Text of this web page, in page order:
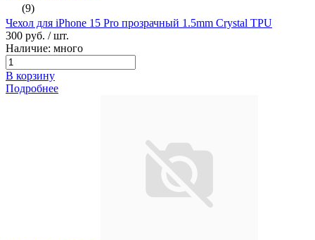
(9)
Чехол для iPhone 15 Pro прозрачный 1.5mm Crystal TPU
300 руб. / шт.
Наличие: много
В корзину
Подробнее